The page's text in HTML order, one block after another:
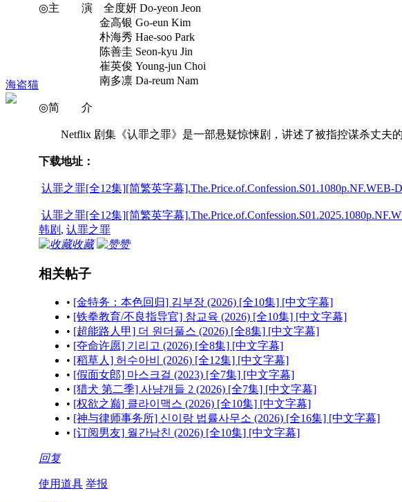
海盗猫
◎主 演 全度妍 Do-yeon Jeon
金高银 Go-eun Kim
朴海秀 Hae-soo Park
陈善圭 Seon-kyu Jin
崔英俊 Young-jun Choi
南多凛 Da-reum Nam
◎简 介
Netflix 剧集《认罪之罪》是一部悬疑惊悚剧，讲述了被指控谋杀丈夫
下载地址：
认罪之罪[全12集][简繁英字幕].The.Price.of.Confession.S01.1080p.NF.WEB-
认罪之罪[全12集][简繁英字幕
韩剧 , 认罪之罪
收藏
赞
相关帖子
• [金特务：本色回归] 김부장 (2026) [全10集] [中文字幕]
• [铁拳教育/不良指导官] 참교육 (2026) [全10集] [中文字幕]
• [超能路人甲] 더 원더풀스 (2026) [全8集] [中文字幕]
• [夺命许愿] 기리고 (2026) [全8集] [中文字幕]
• [稻草人] 허수아비 (2026) [全12集] [中文字幕]
• [假面女郎] 마스크걸 (2023) [全7集] [中文字幕]
• [猎犬 第二季] 사냥개들 2 (2026) [全7集] [中文字幕]
• [权欲之巅] 클라이맥스 (2026) [全10集] [中文字幕]
• [神与律师事务所] 신이랑 법률사무소 (2026) [全16集] [中文字幕]
• [订阅男友] 월간남친 (2026) [全10集] [中文字幕]
回复
使用道具 举报